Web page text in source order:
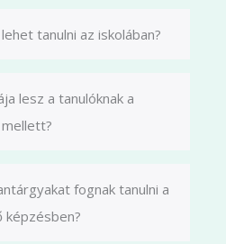
tanulni az iskolában?
lesz a tanulóknak a
fognak tanulni a